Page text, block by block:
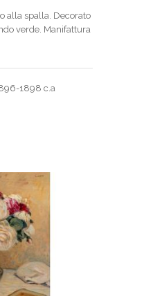
alla spalla. Decorato
verde. Manifattura
1898 c.a